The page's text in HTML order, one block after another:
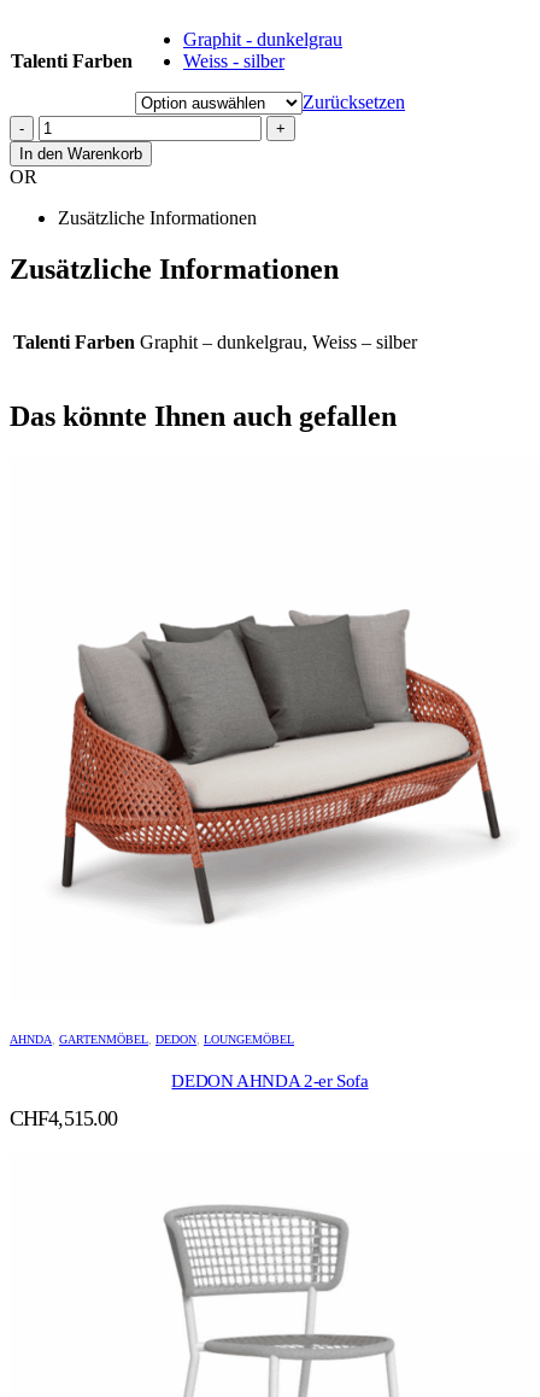
Talenti Farben
Graphit - dunkelgrau
Weiss - silber
Zurücksetzen
-
+
In den Warenkorb
OR
Zusätzliche Informationen
Zusätzliche Informationen
Talenti Farben Graphit – dunkelgrau, Weiss – silber
Das könnte Ihnen auch gefallen
AHNDA, GARTENMÖBEL, DEDON, LOUNGEMÖBEL
DEDON AHNDA 2-er Sofa
CHF4,515.00